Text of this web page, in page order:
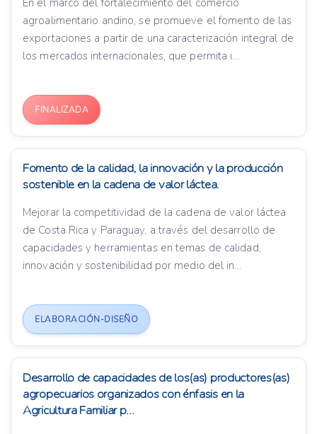
En el marco del fortalecimiento del comercio
agroalimentario andino, se promueve el fomento de las
exportaciones a partir de una caracterización integral de
los mercados internacionales, que permita i...
FINALIZADA
Fomento de la calidad, la innovación y la producción
sostenible en la cadena de valor láctea.
Mejorar la competitividad de la cadena de valor láctea
de Costa Rica y Paraguay, a través del desarrollo de
capacidades y herramientas en temas de calidad,
innovación y sostenibilidad por medio del in...
ELABORACIÓN-DISEÑO
Desarrollo de capacidades de los(as) productores(as)
agropecuarios organizados con énfasis en la
Agricultura Familiar p...